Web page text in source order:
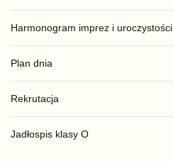
Harmonogram imprez i uroczystości
Plan dnia
Rekrutacja
Jadłospis klasy O